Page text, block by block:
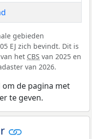
gebieden
EJ zich bevindt. Dit is
het CBS van 2025 en
van 2026.
om de pagina met
te geven.